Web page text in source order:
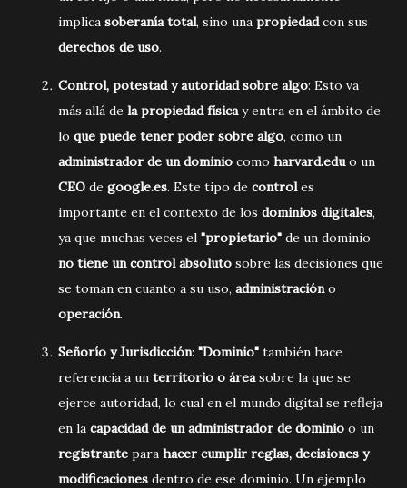
implica soberanía total, sino una propiedadcon sus
derechos de uso.
Control, potestad y autoridad sobre algo: Esto va
más allá de la propiedad físicay entra en el ámbito de
lo que puede tener poder sobre algo, como un
administrador de un dominio como harvard.eduo un
CEO de google.es. Este tipo de controles
importante en el contexto de los dominios digitales,
ya que muchas veces el "propietario" de un dominio
no tiene un control absoluto sobre las decisiones que
se toman en cuanto a su uso, administracióno
operación.
Señorío y Jurisdicción: "Dominio" también hace
referencia a un territorio o áreasobre la que se
ejerce autoridad, lo cual en el mundo digital se refleja
en la capacidad de un administrador de dominio o un
registrante para hacer cumplir reglas, decisiones y
modificaciones dentro de ese dominio. Un ejemplo